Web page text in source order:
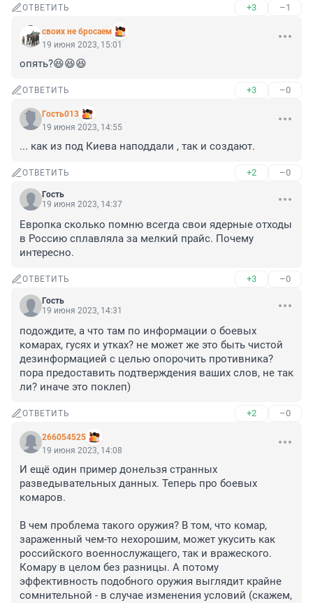
ОТВЕТИТЬ +3 –1
своих не бросаем
19 июня 2023, 15:01
опять?😆😆😆
ОТВЕТИТЬ +3 –0
Гость013
19 июня 2023, 14:55
... как из под Киева наподдали , так и создают.
ОТВЕТИТЬ +2 –0
Гость
19 июня 2023, 14:37
Европка сколько помню всегда свои ядерные отходы
в Россию сплавляла за мелкий прайс. Почему
интересно.
ОТВЕТИТЬ +3 –0
Гость
19 июня 2023, 14:31
подождите, а что там по информации о боевых
комарах, гусях и утках? не может же это быть чистой
дезинформацией с целью опорочить противника?
пора предоставить подтверждения ваших слов, не так
ли? иначе это поклеп)
ОТВЕТИТЬ +2 –0
266054525
19 июня 2023, 14:08
И ещё один пример донельзя странных
разведывательных данных. Теперь про боевых
комаров.
В чем проблема такого оружия? В том, что комар,
зараженный чем-то нехорошим, может укусить как
российского военнослужащего, так и вражеского.
Комару в целом без разницы. А потому
эффективность подобного оружия выглядит крайне
сомнительной - в случае изменения условий (скажем,